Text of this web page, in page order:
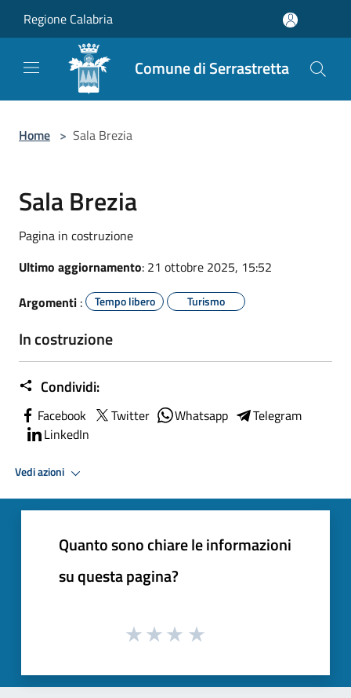
Regione Calabria
Comune di Serrastretta
Home > Sala Brezia
Sala Brezia
Pagina in costruzione
Ultimo aggiornamento: 21 ottobre 2025, 15:52
Argomenti : Tempo libero Turismo
In costruzione
Condividi:
Facebook Twitter Whatsapp
Telegram
LinkedIn
Vedi azioni
Quanto sono chiare le informazioni
su questa pagina?